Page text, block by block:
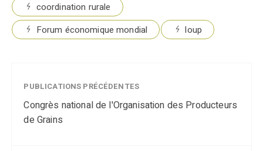
coordination rurale
Forum économique mondial
loup
PUBLICATIONS PRÉCÉDENTES
Congrès national de l'Organisation des Producteurs
de Grains